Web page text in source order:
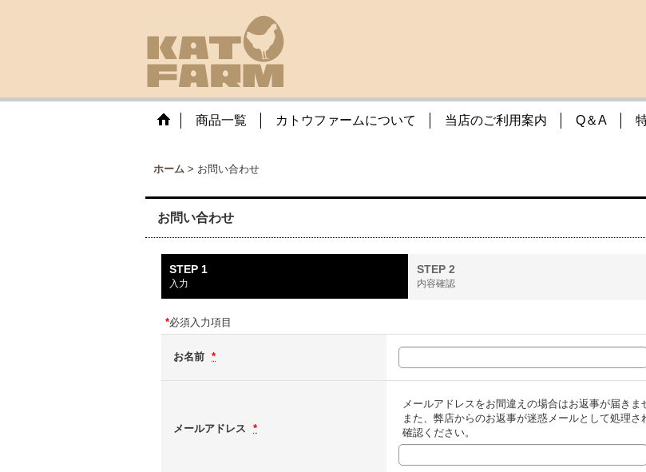
商品一覧 カトウファームについて 当店のご利用案内 Q＆A
ホーム > お問い合わせ
お問い合わせ
STEP 1
入力
STEP 2
内容確認
*必須入力項目
お名前 *
メールアドレス *
メールアドレスをお間違えの場合はお返事が届きま
また、弊店からのお返事が迷惑メールとして処理
確認ください。